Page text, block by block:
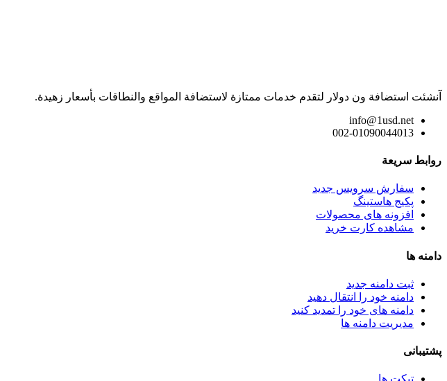
آنشئت استضافة ون دولار لتقدم خدمات ممتازة لاستضافة المواقع والنطاقات بأسعار زهيدة.
info@1usd.net
002-01090044013
روابط سريعة
سفارش سرویس جدید
پکیج هاستینگ
افزونه های محصولات
مشاهده کارت خرید
دامنه ها
ثبت دامنه جدید
دامنه خود را انتقال دهید
دامنه های خود را تمدید کنید
مدیریت دامنه ها
پشتیبانی